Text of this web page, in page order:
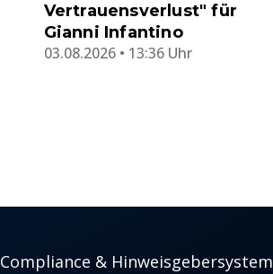
Vertrauensverlust" für
Gianni Infantino
03.08.2026 • 13:36 Uhr
Compliance & Hinweisgebersystem